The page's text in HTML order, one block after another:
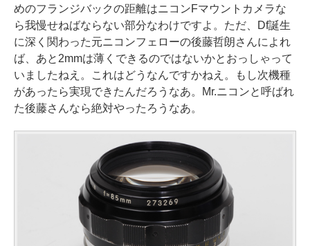
めのフランジバックの距離はニコンFマウントカメラな
ら我慢せねばならない部分なわけですよ。ただ、Df誕生
に深く関わった元ニコンフェローの後藤哲朗さんによれ
ば、あと2mmは薄くできるのではないかとおっしゃって
いましたねえ。これはどうなんですかねえ。もし次機種
があったら実現できたんだろうなあ。Mr.ニコンと呼ばれ
た後藤さんなら絶対やったろうなあ。